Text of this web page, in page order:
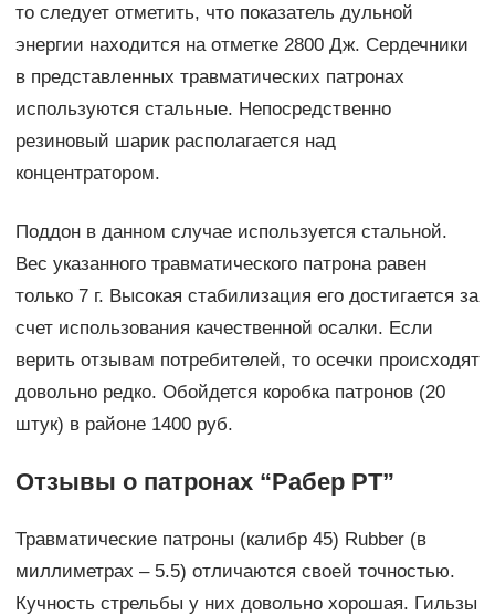
то следует отметить, что показатель дульной
энергии находится на отметке 2800 Дж. Сердечники
в представленных травматических патронах
используются стальные. Непосредственно
резиновый шарик располагается над
концентратором.
Поддон в данном случае используется стальной.
Вес указанного травматического патрона равен
только 7 г. Высокая стабилизация его достигается за
счет использования качественной осалки. Если
верить отзывам потребителей, то осечки происходят
довольно редко. Обойдется коробка патронов (20
штук) в районе 1400 руб.
Отзывы о патронах “Рабер РТ”
Травматические патроны (калибр 45) Rubber (в
миллиметрах – 5.5) отличаются своей точностью.
Кучность стрельбы у них довольно хорошая. Гильзы